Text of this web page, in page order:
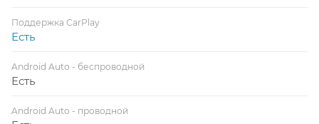
Поддержка CarPlay
Есть
Android Auto - беспроводной
Есть
Android Auto - проводной